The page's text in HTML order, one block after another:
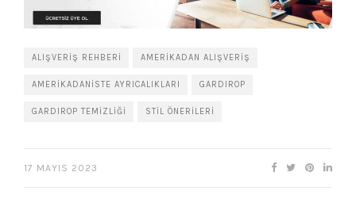
ALIŞVERIŞ REHBERI AMERIKADAN ALIŞVERIŞ
AMERIKADANISTE AYRICALIKLARI GARDIROP
GARDIROP TEMIZLIĞI STIL ÖNERILERI
17 MAYIS 2023